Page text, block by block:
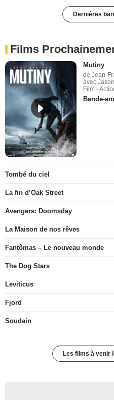
Dernières
Films
Mutiny
de Jean-
avec
Film -
Bande-
Tombé du ciel
La fin d’Oak Street
Avengers: Doomsday
La Maison de nos rêves
Fantômas – Le nouveau monde
The Dog Stars
Leviticus
Fjord
Soudain
Les films à venir